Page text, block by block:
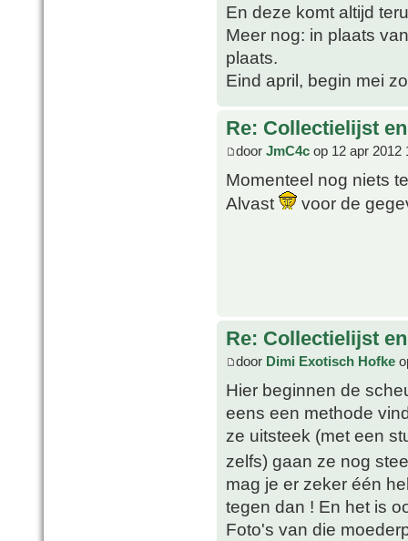
En deze komt altijd
Meer nog: in plaats
plaats.
Eind april, begin mei
Re: Collectielijst
door JmC4c op 12 apr 2012
Momenteel nog niets
Alvast
voor de
Re: Collectielijst
door Dimi Exotisch Hofke
Hier beginnen de
eens een methode
ze uitsteek (met een
zelfs) gaan ze nog
mag je er zeker één
tegen dan ! En het is
Foto's van die